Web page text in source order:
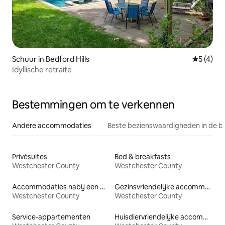
Schuur in Bedford Hills
5 (4)
Idyllische retraite
Bestemmingen om te verkennen
Andere accommodaties Beste bezienswaardigheden in de
Privésuites
Westchester County
Bed & breakfasts
Westchester County
Accommodaties nabij een meer
Westchester County
Gezinsvriendelijke accommodaties
Westchester County
Service-appartementen
Huisdiervriendelijke accommodaties